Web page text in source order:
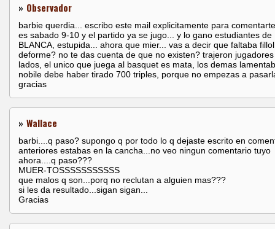
» Observador
barbie querdia... escribo este mail explicitamente para
es sabado 9-10 y el partido ya se jugo... y lo gano estudiantes de
BLANCA, estupida... ahora que mier... vas a decir que faltaba fillol
deforme? no te das cuenta de que no existen? trajeron
lados, el unico que juega al basquet es mata, los demas
nobile debe haber tirado 700 triples, porque no empezas a
gracias
» Wallace
barbi....q paso? supongo q por todo lo q dejaste escrito en
anteriores estabas en la cancha...no veo ningun comentario tuyo
ahora....q paso???
MUER-TOSSSSSSSSSSS
que malos q son...porq no reclutan a alguien mas???
si les da resultado...sigan sigan...
Gracias